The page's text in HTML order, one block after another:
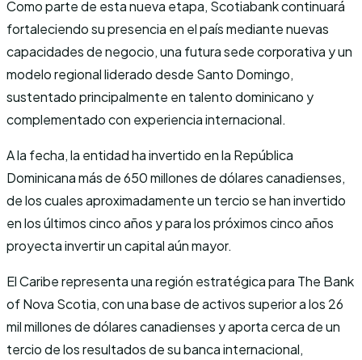
Como parte de esta nueva etapa, Scotiabank continuará
fortaleciendo su presencia en el país mediante nuevas
capacidades de negocio, una futura sede corporativa y un
modelo regional liderado desde Santo Domingo,
sustentado principalmente en talento dominicano y
complementado con experiencia internacional.
A la fecha, la entidad ha invertido en la República
Dominicana más de 650 millones de dólares canadienses,
de los cuales aproximadamente un tercio se han invertido
en los últimos cinco años y para los próximos cinco años
proyecta invertir un capital aún mayor.
El Caribe representa una región estratégica para The Bank
of Nova Scotia, con una base de activos superior a los 26
mil millones de dólares canadienses y aporta cerca de un
tercio de los resultados de su banca internacional,